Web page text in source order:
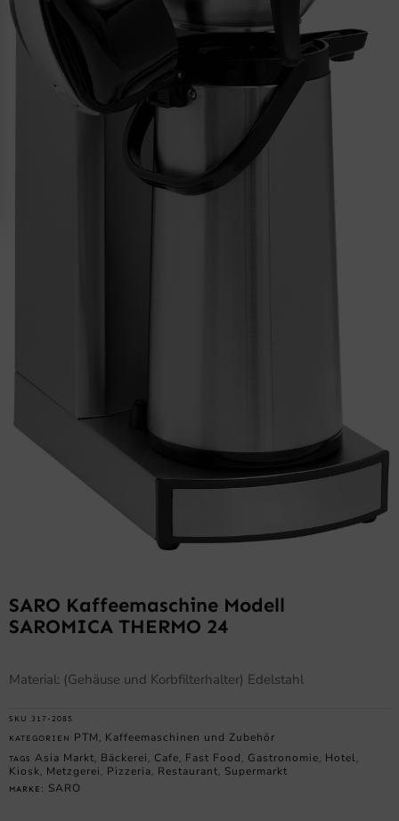
SARO Kaffeemaschine Modell
SAROMICA THERMO 24
Material: (Gehäuse und Korbfilterhalter) Edelstahl
SKU 317-2085
KATEGORIEN PTM Kaffeemaschinen und Zubehör
TAGS Asia Markt Bäckerei Cafe Fast Food Gastronomie Hotel
Kiosk Metzgerei Pizzeria Restaurant Supermarkt
MARKE: SARO